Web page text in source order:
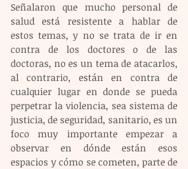
Señalaron que mucho personal de
salud está resistente a hablar de
estos temas, y no se trata de ir en
contra de los doctores o de las
doctoras, no es un tema de atacarlos,
al contrario, están en contra de
cualquier lugar en donde se pueda
perpetrar la violencia, sea sistema de
justicia, de seguridad, sanitario, es un
foco muy importante empezar a
observar en dónde están esos
espacios y cómo se cometen, parte de